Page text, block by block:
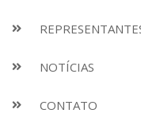
NOTÍCIAS
CONTATO